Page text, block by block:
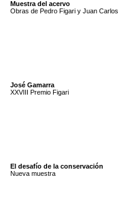
Muestra del acervo
Obras de Pedro Figari y Juan Carlos
José Gamarra
XXVIII Premio Figari
El desafío de la conservación
Nueva muestra